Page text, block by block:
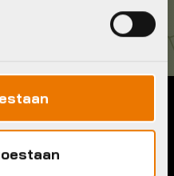
Menu
Account